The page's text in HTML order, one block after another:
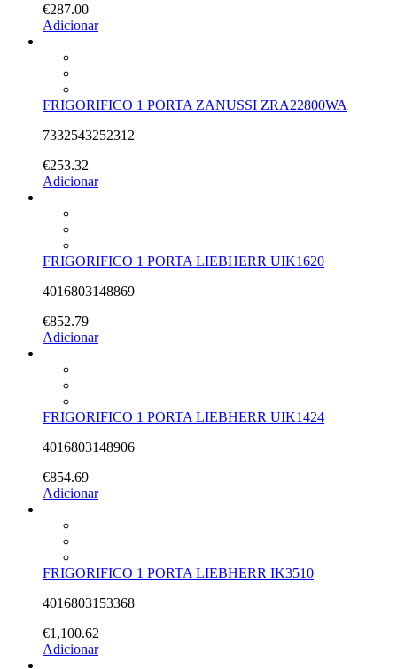
€287.00
Adicionar
FRIGORIFICO 1 PORTA ZANUSSI ZRA22800WA
7332543252312
€253.32
Adicionar
FRIGORIFICO 1 PORTA LIEBHERR UIK1620
4016803148869
€852.79
Adicionar
FRIGORIFICO 1 PORTA LIEBHERR UIK1424
4016803148906
€854.69
Adicionar
FRIGORIFICO 1 PORTA LIEBHERR IK3510
4016803153368
€1,100.62
Adicionar